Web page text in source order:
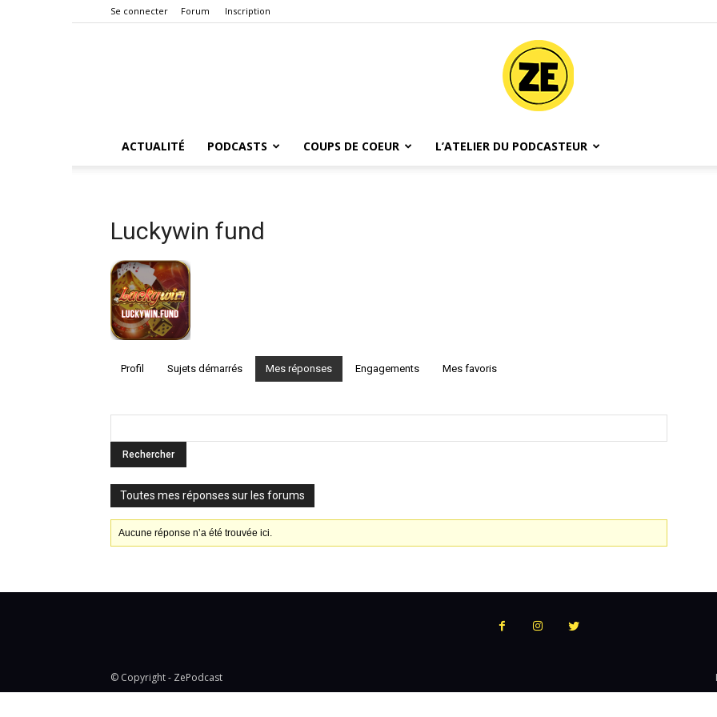
Se connecter Forum Inscription
ACTUALITÉ PODCASTS COUPS DE COEUR L’ATELIER DU PODCASTEUR
Luckywin fund
Profil Sujets démarrés Mes réponses Engagements Mes favoris
Toutes mes réponses sur les forums
Aucune réponse n’a été trouvée ici.
© Copyright - ZePodcast